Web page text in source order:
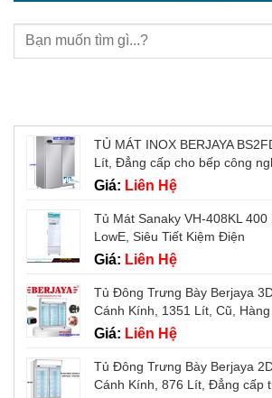
TỦ MÁT INOX BERJAYA
Lít, Đẳng cấp cho bếp công
Giá: Liên Hệ
Tủ Mát Sanaky VH-408KL
LowE, Siêu Tiết Kiệm Điện
Giá: Liên Hệ
Tủ Đông Trưng Bày Berjaya
Cánh Kính, 1351 Lít, Cũ,
Giá: Liên Hệ
Tủ Đông Trưng Bày Berjaya
Cánh Kính, 876 Lít, Đẳng cấp